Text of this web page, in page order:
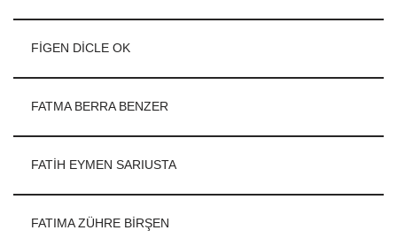
FİGEN DİCLE OK
FATMA BERRA BENZER
FATİH EYMEN SARIUSTA
FATIMA ZÜHRE BİRŞEN